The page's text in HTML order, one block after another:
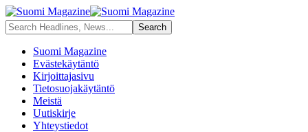
Suomi Magazine
Evästekäytäntö
Kirjoittajasivu
Tietosuojakäytäntö
Meistä
Uutiskirje
Yhteystiedot